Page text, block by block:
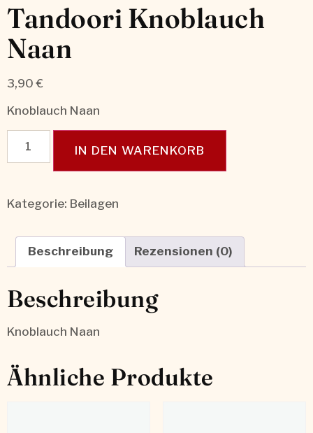
Tandoori Knoblauch
Naan
3,90€
Knoblauch Naan
IN DEN WARENKORB
Kategorie: Beilagen
Beschreibung Rezensionen (0)
Beschreibung
Knoblauch Naan
Ähnliche Produkte